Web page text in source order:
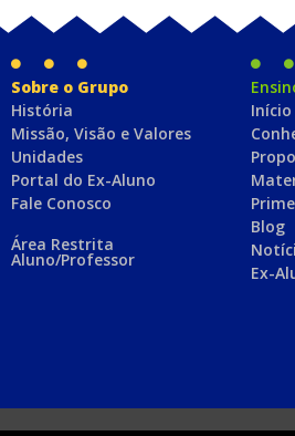
Sobre o Grupo
História
Missão, Visão e Valores
Unidades
Portal do Ex-Aluno
Fale Conosco
Área Restrita
Aluno/Professor
Início
Blog
Ex-